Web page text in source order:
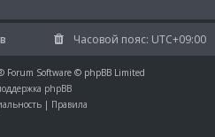
Часовой пояс: UTC+09:00
Forum Software © phpBB Limited
phpBB
| Правила